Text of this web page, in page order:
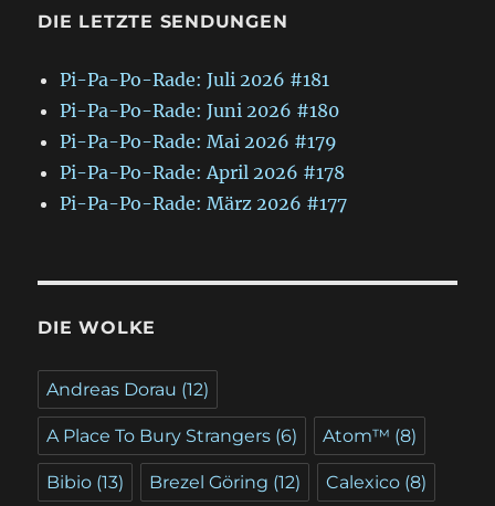
DIE LETZTE SENDUNGEN
Pi-Pa-Po-Rade: Juli 2026 #181
Pi-Pa-Po-Rade: Juni 2026 #180
Pi-Pa-Po-Rade: Mai 2026 #179
Pi-Pa-Po-Rade: April 2026 #178
Pi-Pa-Po-Rade: März 2026 #177
DIE WOLKE
Andreas Dorau (12)
A Place To Bury Strangers (6) Atom™ (8)
Bibio (13) Brezel Göring (12) Calexico (8)